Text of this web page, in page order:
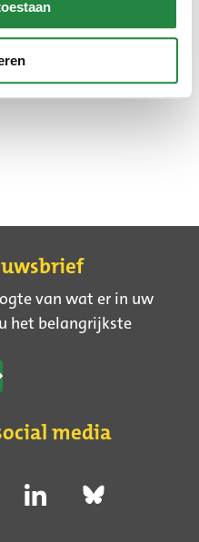
vast nummer. Het
gesprek naar 14070
valt.
van wat er in uw
het belangrijkste
media